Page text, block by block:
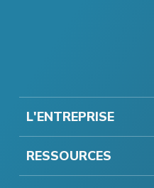
L'ENTREPRISE
RESSOURCES